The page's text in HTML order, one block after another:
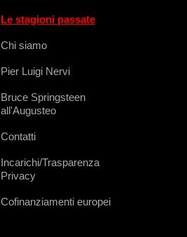
Le stagioni passate
Chi siamo
Pier Luigi Nervi
Bruce Springsteen
all'Augusteo
Contatti
Incarichi/Trasparenza
Privacy
Cofinanziamenti europei